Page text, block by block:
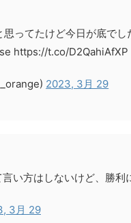
ってたけど今日が底で
https://t.co/D2QahiAfXP
2023, 3月 29
い方はしないけど、勝利
3月 29